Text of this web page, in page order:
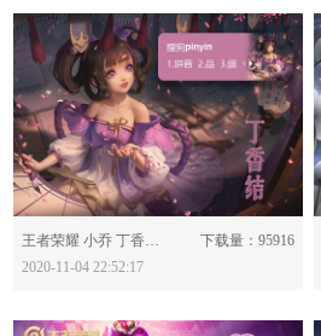
分享：
王者荣耀 小乔 丁香结-616751
下载量：95916
2020-11-04 22:52:17